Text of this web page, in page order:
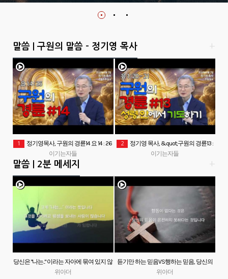
+
말씀 | 구원의 말씀 - 정기영 목사
1
정기영목사, 구원의 경륜14 요 14 : 26
(20260802후)
이기는자들
2
정기영 목사, &quot;구원의 경륜13 :
성령 안에서 기도하기&quot; 유 1: 20 - 21
이기는자들
+
말씀 | 2분 메세지
당신은 "나는..." 이라는 자아에 묶여 있지 않
나요?
위아더
듣기만 하는 믿음VS행하는 믿음, 당신의
선택은?
위아더